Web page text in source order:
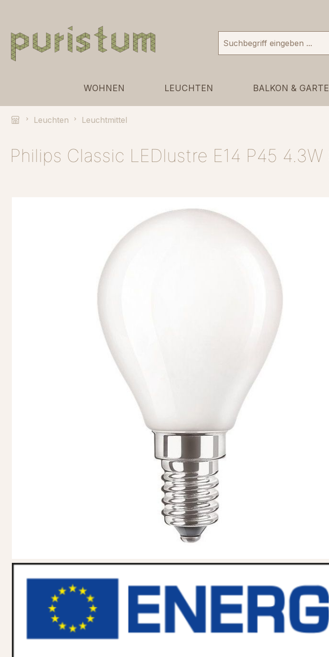
WOHNEN LEUCHTEN BALKON &
Leuchten Leuchtmittel
Philips Classic LEDlustre E14 P45